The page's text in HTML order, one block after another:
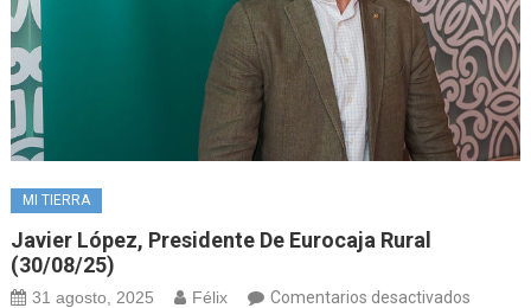
MI TIERRA
Javier López, Presidente De Eurocaja Rural
(30/08/25)
31 agosto, 2025 Félix Comentarios desactivadosen